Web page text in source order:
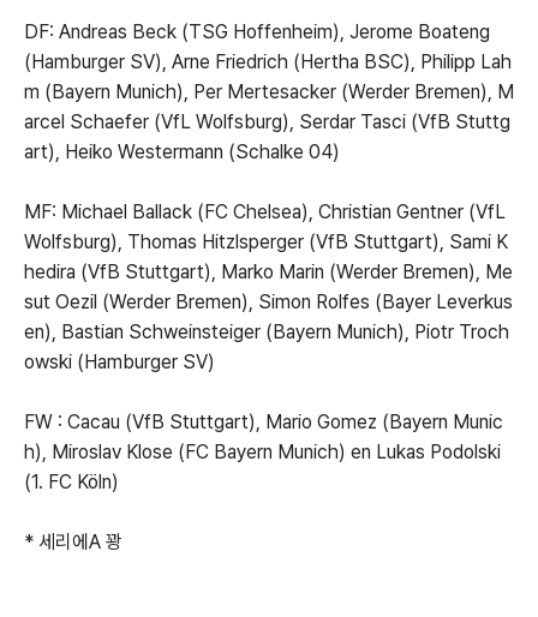
DF: Andreas Beck (TSG Hoffenheim), Jerome Boateng
(Hamburger SV), Arne Friedrich (Hertha BSC), Philipp Lah
m (Bayern Munich), Per Mertesacker (Werder Bremen), M
arcel Schaefer (VfL Wolfsburg), Serdar Tasci (VfB Stuttg
art), Heiko Westermann (Schalke 04)
MF: Michael Ballack (FC Chelsea), Christian Gentner (VfL
Wolfsburg), Thomas Hitzlsperger (VfB Stuttgart), Sami K
hedira (VfB Stuttgart), Marko Marin (Werder Bremen), Me
sut Oezil (Werder Bremen), Simon Rolfes (Bayer Leverkus
en), Bastian Schweinsteiger (Bayern Munich), Piotr Troch
owski (Hamburger SV)
FW : Cacau (VfB Stuttgart), Mario Gomez (Bayern Munic
h), Miroslav Klose (FC Bayern Munich) en Lukas Podolski
(1. FC Köln)
* 세리에A 꽝